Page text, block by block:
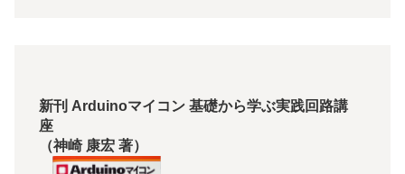
新刊 Arduinoマイコン 基礎から学ぶ実践回路講
座
（神崎 康宏 著）